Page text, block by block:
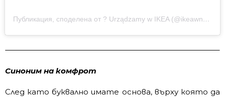
Публикация, споделена от ? Urządzamy w IKEA (@ikeawnetrza)
Синоним на комфрот
След като буквално имате основа, върху която да